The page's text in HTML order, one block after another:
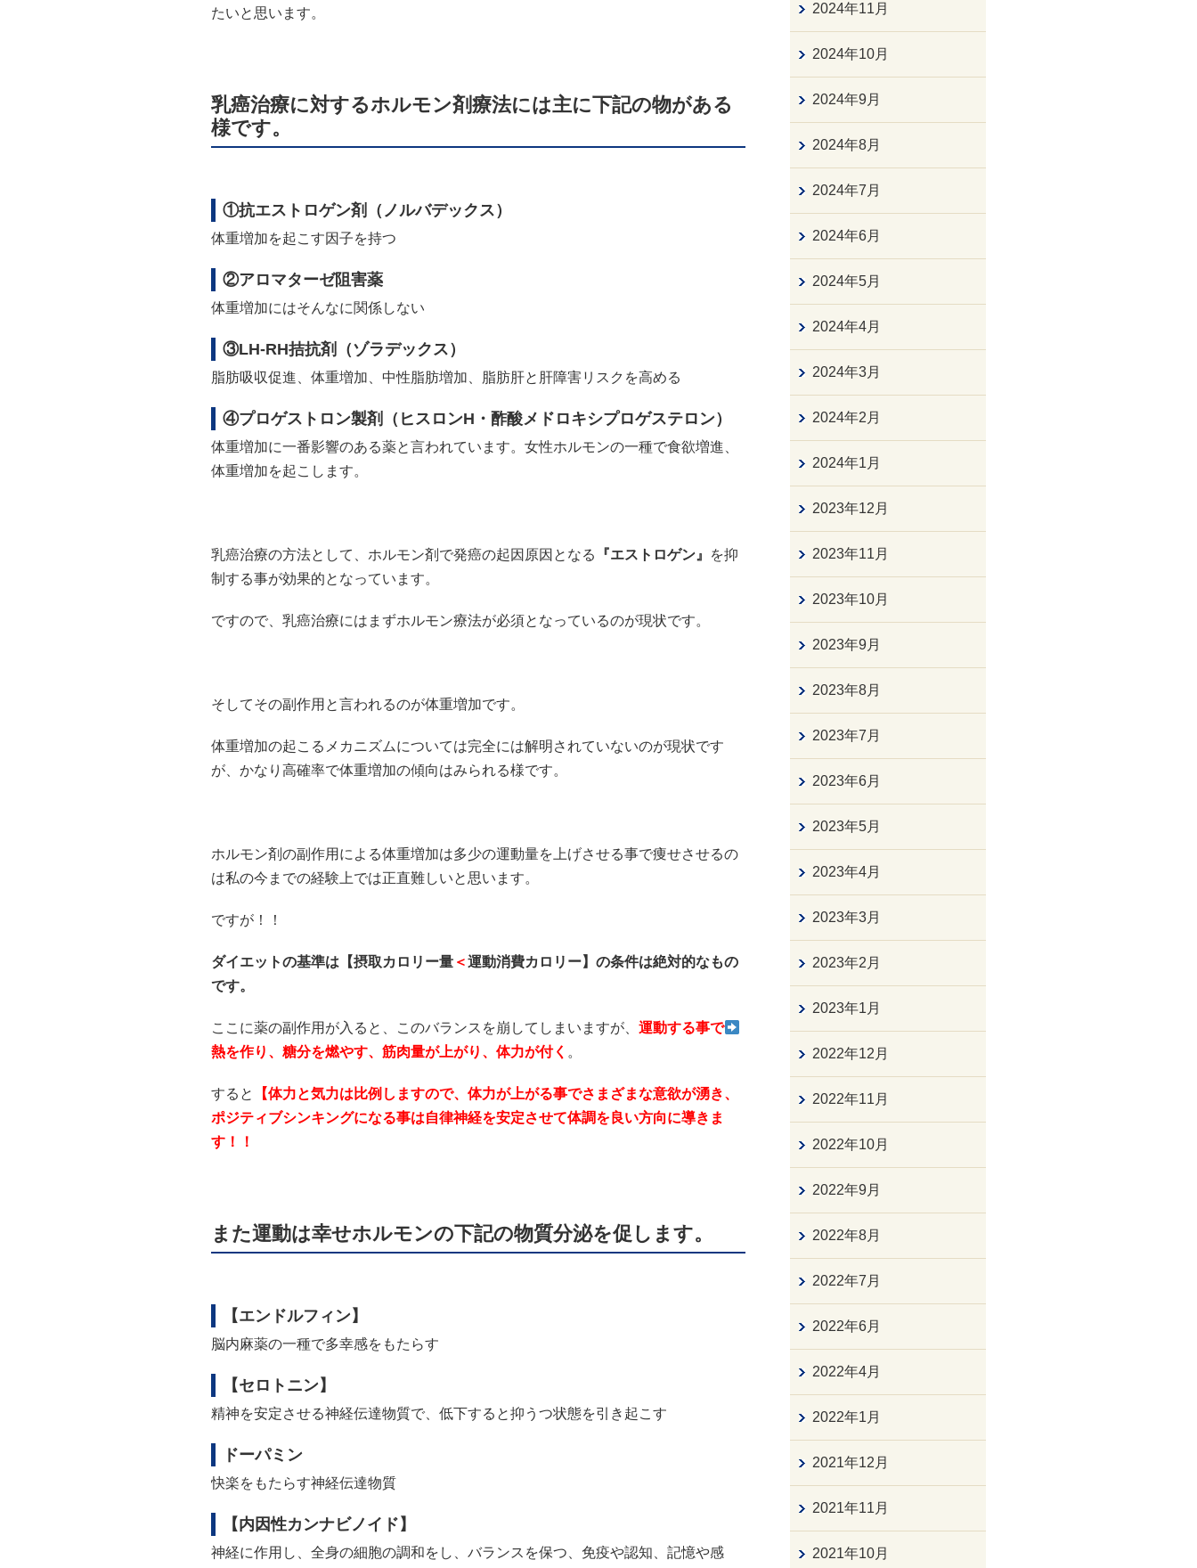
たいと思います。
乳癌治療に対するホルモン剤療法には主に下記の物がある
様です。
①抗エストロゲン剤（ノルバデックス）
体重増加を起こす因子を持つ
②アロマターゼ阻害薬
体重増加にはそんなに関係しない
③LH-RH拮抗剤（ゾラデックス）
脂肪吸収促進、体重増加、中性脂肪増加、脂肪肝と肝障害リスクを高める
④プロゲストロン製剤（ヒスロンH・酢酸メドロキシプロゲステロン）
体重増加に一番影響のある薬と言われています。女性ホルモンの一種で食欲増進、
体重増加を起こします。
乳癌治療の方法として、ホルモン剤で発癌の起因原因となる 『エストロゲン』
を抑
制する事が効果的となっています。
ですので、乳癌治療にはまずホルモン療法が必須となっているのが現状です。
そしてその副作用と言われるのが体重増加です。
体重増加の起こるメカニズムについては完全には解明されていないのが現状です
が、かなり高確率で体重増加の傾向はみられる様です。
ホルモン剤の副作用による体重増加は多少の運動量を上げさせる事で痩せさせるの
は私の今までの経験上では正直難しいと思います。
ですが！！
ダイエットの基準は【摂取カロリー量 ＜運動消費カロリー】の条件は絶対的なもの
です。
ここに薬の副作用が入ると、このバランスを崩してしまいますが、 運動する事で
熱を作り、糖分を燃やす、筋肉量が上がり、体力が付く 。
すると
【体力と気力は比例しますので、体力が上がる事でさまざまな意欲が湧き、
ポジティブシンキングになる事は自律神経を安定させて体調を良い方向に導きま
す！！
また運動は幸せホルモンの下記の物質分泌を促します。
【エンドルフィン】
脳内麻薬の一種で多幸感をもたらす
【セロトニン】
精神を安定させる神経伝達物質で、低下すると抑うつ状態を引き起こす
ドーパミン
快楽をもたらす神経伝達物質
【内因性カンナビノイド】
神経に作用し、全身の細胞の調和をし、バランスを保つ、免疫や認知、記憶や感
2024年11月
2024年10月
2024年9月
2024年8月
2024年7月
2024年6月
2024年5月
2024年4月
2024年3月
2024年2月
2024年1月
2023年12月
2023年11月
2023年10月
2023年9月
2023年8月
2023年7月
2023年6月
2023年5月
2023年4月
2023年3月
2023年2月
2023年1月
2022年12月
2022年11月
2022年10月
2022年9月
2022年8月
2022年7月
2022年6月
2022年4月
2022年1月
2021年12月
2021年11月
2021年10月